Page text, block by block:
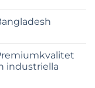
industriella